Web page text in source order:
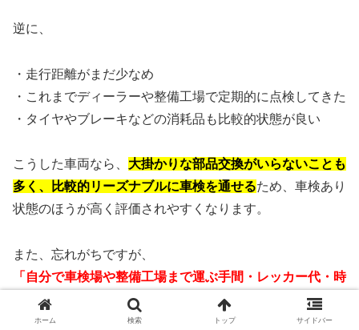
逆に、
・走行距離がまだ少なめ
・これまでディーラーや整備工場で定期的に点検してきた
・タイヤやブレーキなどの消耗品も比較的状態が良い
こうした車両なら、 大掛かりな部品交換がいらないことも
多く、比較的リーズナブルに車検を通せるため、車検あり
状態のほうが高く評価されやすくなります。
また、忘れがちですが、
「自分で車検場や整備工場まで運ぶ手間・レッカー代・時
間的コスト」
も地味に効いてきます。
ホーム 検索 トップ サイドバー